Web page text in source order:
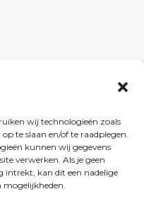
wij technologieën zoals
te slaan en/of te raadplegen.
kunnen wij gegevens
verwerken. Als je geen
kan dit een nadelige
mogelijkheden.